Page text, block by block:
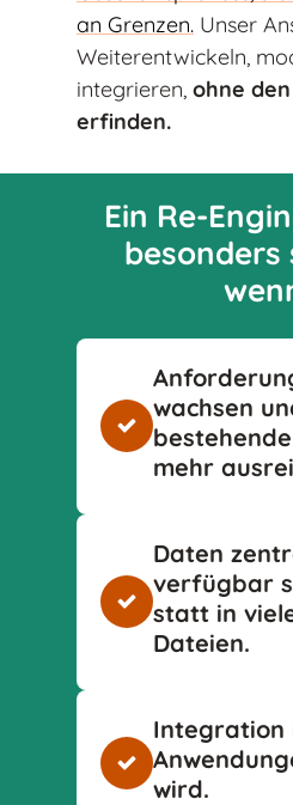
an Grenzen. Unser
Weiterentwickeln,
integrieren, ohne
erfinden.
Ein Re-
besonders
wachsen
mehr
Daten
verfügbar
statt in
Dateien.
Integration
wird.